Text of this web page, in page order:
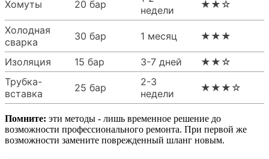
Хомуты 20 бар
недели
★★☆
Холодная
сварка
30 бар 1 месяц ★★★
Изоляция 15 бар 3-7 дней
★★☆
Трубка-
вставка
25 бар
2-3
недели
★★★☆
Помните: эти методы - лишь временное решение до
возможности профессионального ремонта. При первой же
возможности замените поврежденный шланг новым.